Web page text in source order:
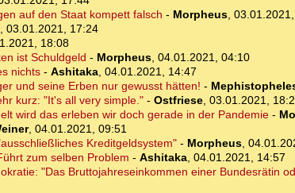
auf den Staat kompett falsch - Morpheus,
, 03.01.2021, 17:24
18:08
ist Schuldgeld - Morpheus, 04.01.2021, 04:10
nichts- Ashitaka, 04.01.2021, 14:47
und seine Erben nur gewusst hätten! -
kurz: "It's all very simple."- Ostfriese, 03.01.2021,
wird das erleben wir doch gerade in der Pandemie-
, 04.01.2021, 09:51
Kreditgeldsystem"- Morpheus,
zum selben Problem - Ashitaka, 04.01.2021, 14:57
"Das Bruttojahreseinkommen einer Bundesrätin